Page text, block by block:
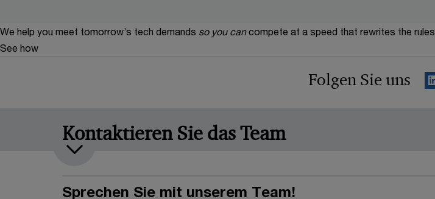
We help you meet tomorrow’s tech demands so you can compete at a speed that rewrites the rules
See how
Folgen Sie uns
Kontaktieren Sie das Team
Sprechen Sie mit unserem Team!